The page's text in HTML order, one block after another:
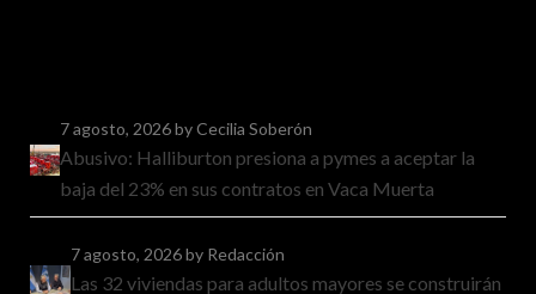
7 agosto, 2026by Cecilia Soberón
Abusivo: Halliburton presiona a pymes a aceptar la
baja del 23% en sus contratos en Vaca Muerta
7 agosto, 2026by Redacción
Las 32 viviendas para adultos mayores se construirán